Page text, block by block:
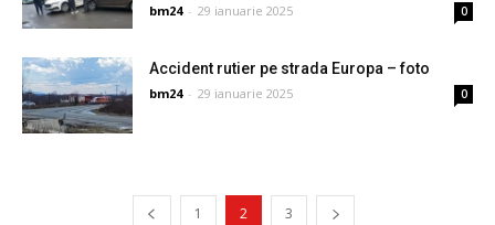
bm24 - 29 ianuarie 2025 0
Accident rutier pe strada Europa – foto
bm24 - 29 ianuarie 2025 0
1 2 3